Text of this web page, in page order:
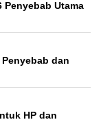
Penyebab Utama
dan
HP dan